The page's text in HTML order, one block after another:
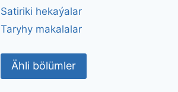
Satiriki hekaýalar
Taryhy makalalar
Ähli bölümler